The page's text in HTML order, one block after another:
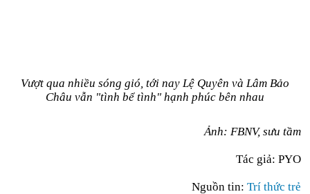
Vượt qua nhiều sóng gió, tới nay Lệ Quyên và Lâm Bảo
Châu vẫn "tình bể tình" hạnh phúc bên nhau
Ảnh: FBNV, sưu tầm
Tác giả: PYO
Nguồn tin: Trí thức trẻ